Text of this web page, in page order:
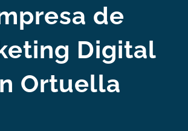
de
Digital
Ortuella